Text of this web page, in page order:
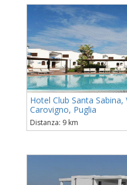
Hotel Club Santa
Carovigno, Puglia
Distanza: 9 km